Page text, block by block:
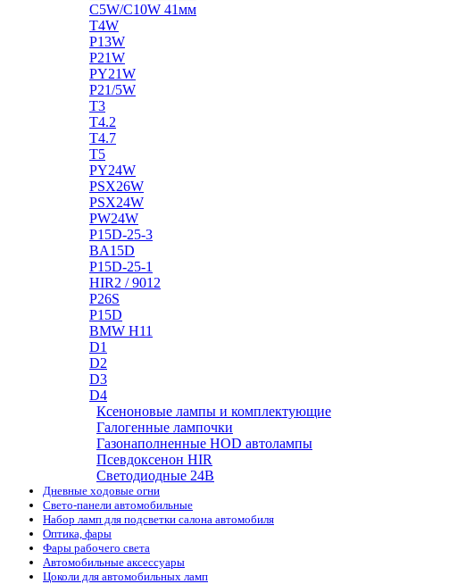
C5W/C10W 41мм
T4W
P13W
P21W
PY21W
P21/5W
T3
T4.2
T4.7
T5
PY24W
PSX26W
PSX24W
PW24W
P15D-25-3
BA15D
P15D-25-1
HIR2 / 9012
P26S
P15D
BMW H11
D1
D2
D3
D4
Ксеноновые лампы и комплектующие
Галогенные лампочки
Газонаполненные HOD автолампы
Псевдоксенон HIR
Cветодиодные 24B
Дневные ходовые огни
Свето-панели автомобильные
Набор ламп для подсветки салона автомобиля
Оптика, фары
Фары рабочего света
Автомобильные аксессуары
Цоколи для автомобильных ламп